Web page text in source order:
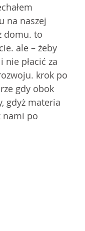
na naszej
domu. to
ale – żeby
płacić za
krok po
gdy obok
gdyż materia
nami po